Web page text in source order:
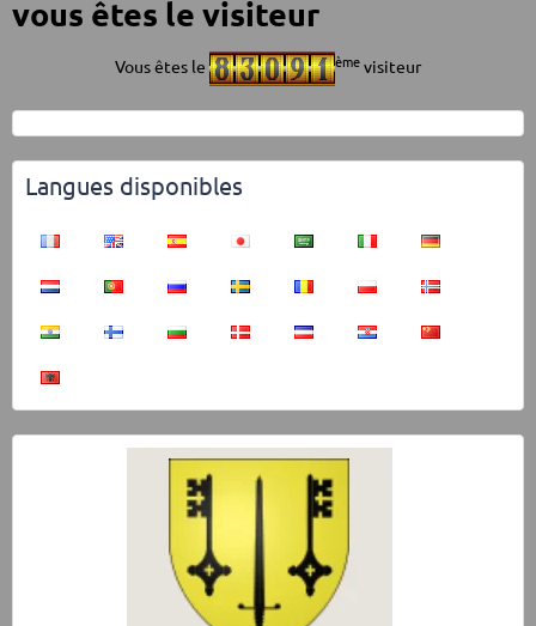
vous êtes le visiteur
Vous êtes le èmevisiteur
Langues disponibles